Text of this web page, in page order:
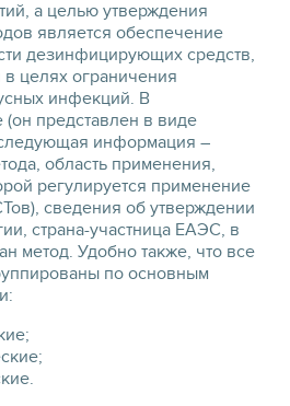
а целью утверждения
является обеспечение
дезинфицирующих средств,
целях ограничения
инфекций. В
(он представлен в виде
информация –
область применения,
регулируется применение
сведения об утверждении
страна-участница ЕАЭС, в
метод. Удобно также, что все
по основным